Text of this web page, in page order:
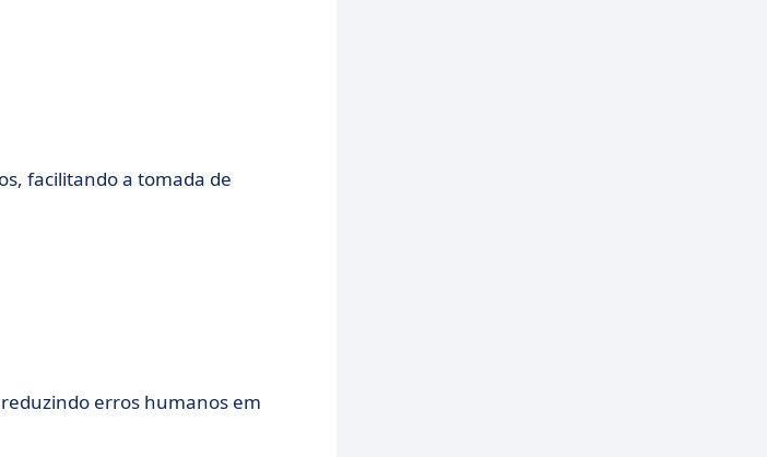
facilitando a tomada de
erros humanos em